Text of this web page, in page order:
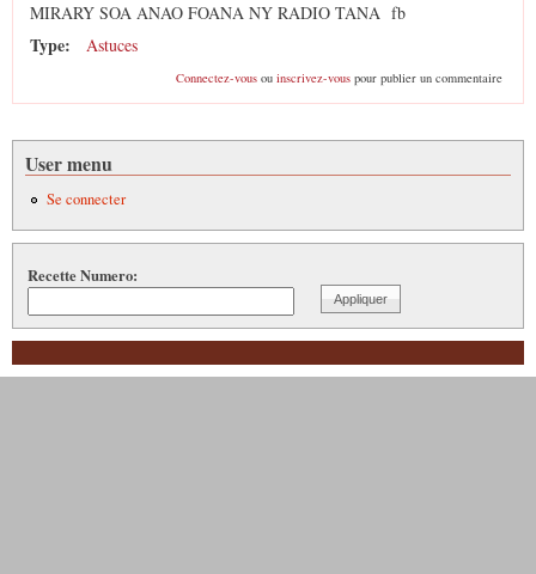
MIRARY SOA ANAO FOANA NY RADIO TANA fb
Type: Astuces
Connectez-vousou inscrivez-vouspour publier un commentaire
User menu
Se connecter
Recette Numero: